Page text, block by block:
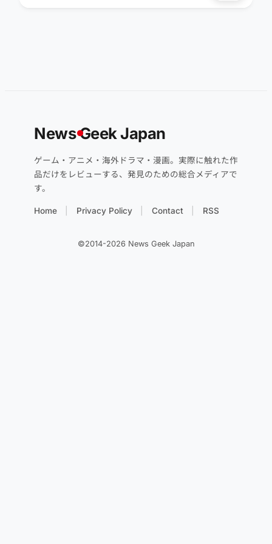
NewsGeek Japan
ゲーム・アニメ・海外ドラマ・漫画。実際に触れた作
品だけをレビューする、発見のための総合メディアで
す。
Home Privacy Policy Contact RSS
©2014-2026 News Geek Japan